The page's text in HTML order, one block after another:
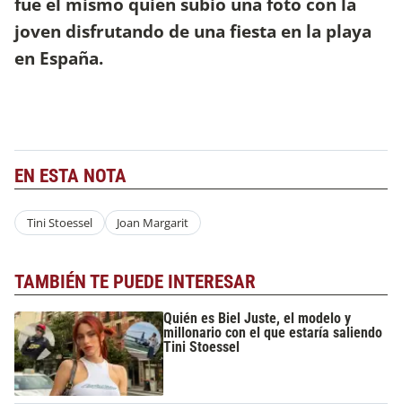
joven disfrutando de una fiesta en la playa
en España.
EN ESTA NOTA
Tini Stoessel Joan Margarit
TAMBIÉN TE PUEDE INTERESAR
Quién es Biel Juste, el modelo y
millonario con el que estaría saliendo
Tini Stoessel